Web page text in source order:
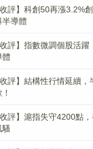
收評】科創50再漲3.2%
半導體
收評】指數微調個股活躍
體
收評】結構性行情延續
收評】滬指失守4200點
騷